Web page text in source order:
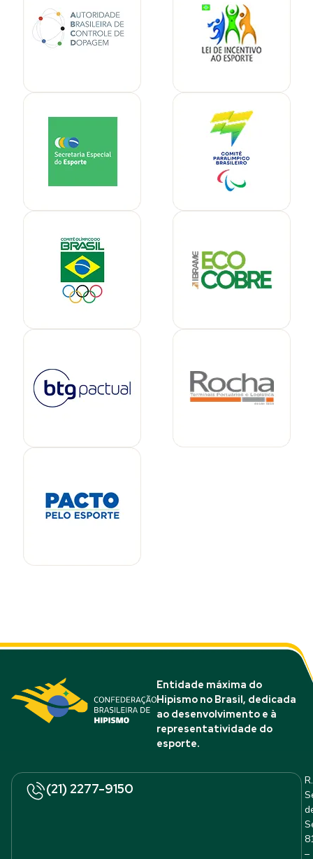
Entidade máxima do
Hipismo no Brasil, dedicada
ao desenvolvimento e à
representatividade do
esporte.
(21) 2277-9150
R.
–